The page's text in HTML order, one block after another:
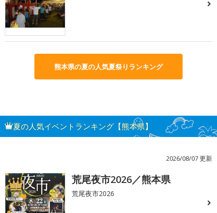
熊本県の夏の人気夏祭りランキング
夏の人気イベントランキング【熊本県】
2026/08/07 更新
1 荒尾夜市2026／熊本県
荒尾夜市2026